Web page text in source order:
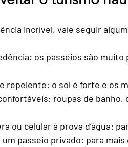
incrível, vale seguir
: os passeios são
repelente: o sol é forte e os
: roupas de banho,
ou celular à prova d’água:
passeio privado: para